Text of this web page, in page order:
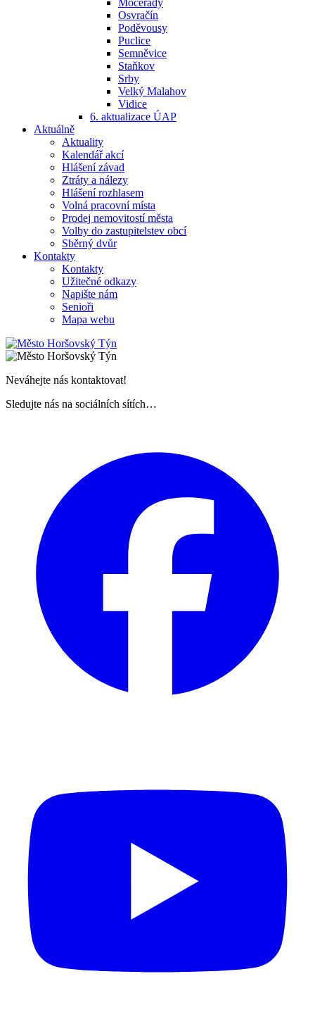
Močerady
Osvračín
Poděvousy
Puclice
Semněvice
Staňkov
Srby
Velký Malahov
Vidice
6. aktualizace ÚAP
Aktuálně
Aktuality
Kalendář akcí
Hlášení závad
Ztráty a nálezy
Hlášení rozhlasem
Volná pracovní místa
Prodej nemovitostí města
Volby do zastupitelstev obcí
Sběrný dvůr
Kontakty
Kontakty
Užitečné odkazy
Napište nám
Senioři
Mapa webu
Neváhejte nás kontaktovat!
Sledujte nás na sociálních sítích…